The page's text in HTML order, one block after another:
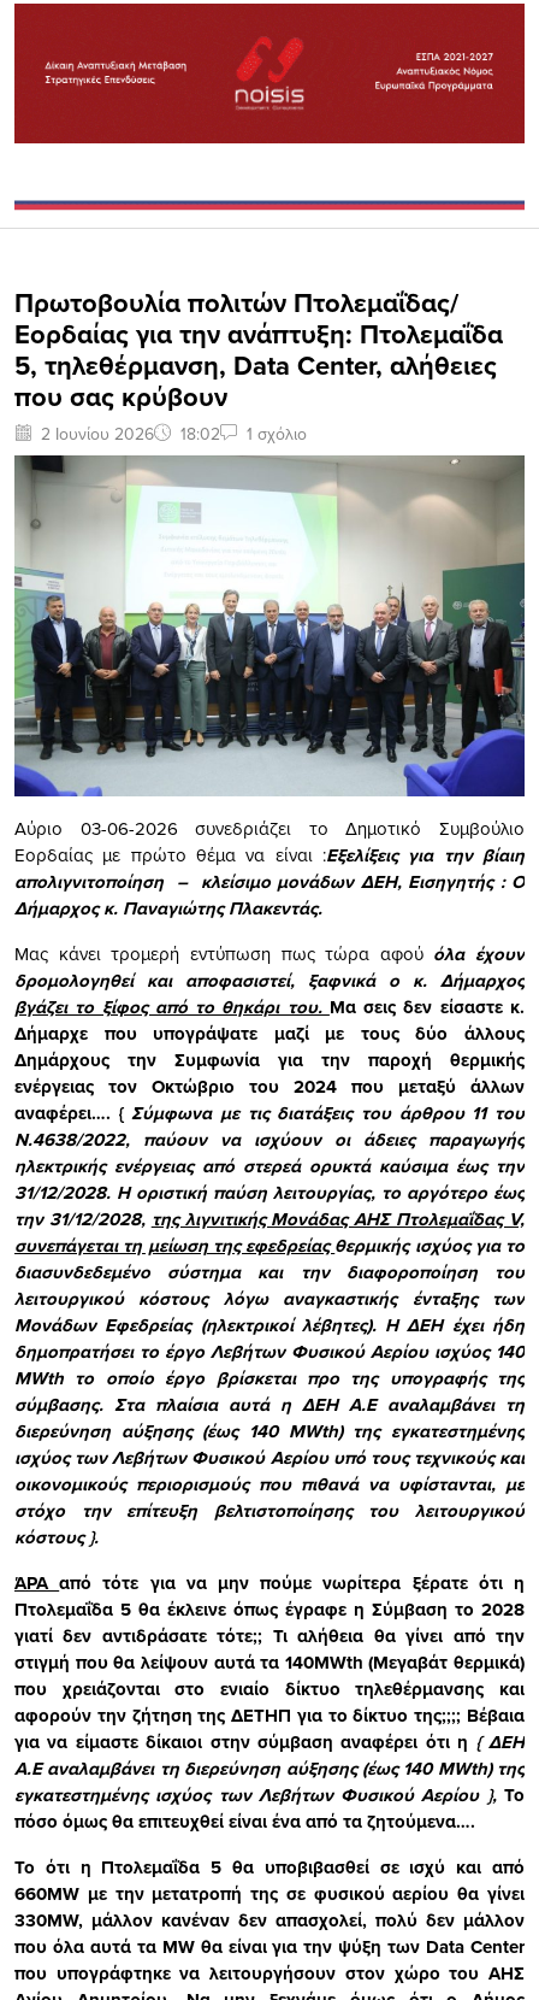
Πρωτοβουλία πολιτών Πτολεμαΐδας/
Εορδαίας για την ανάπτυξη: Πτολεμαΐδα
5, τηλεθέρμανση, Data Center, αλήθειες
που σας κρύβουν
2 Ιουνίου 2026 18:02 1 σχόλιο
Αύριο 03-06-2026 συνεδριάζει το Δημοτικό Συμβούλιο
Εορδαίας με πρώτο θέμα να είναι :Εξελίξεις για την βίαιη
απολιγνιτοποίηση – κλείσιμο μονάδων ΔΕΗ, Εισηγητής : Ο
Δήμαρχος κ. Παναγιώτης Πλακεντάς.
Μας κάνει τρομερή εντύπωση πως τώρα αφού όλα έχουν
δρομολογηθεί και αποφασιστεί, ξαφνικά ο κ. Δήμαρχος
βγάζει το ξίφος από το θηκάρι του. Μα σεις δεν είσαστε κ.
Δήμαρχε που υπογράψατε μαζί με τους δύο άλλους
Δημάρχους την Συμφωνία για την παροχή θερμικής
ενέργειας τον Οκτώβριο του 2024 που μεταξύ άλλων
αναφέρει…. {Σύμφωνα με τις διατάξεις του άρθρου 11 του
Ν.4638/2022, παύουν να ισχύουν οι άδειες παραγωγής
ηλεκτρικής ενέργειας από στερεά ορυκτά καύσιμα έως την
31/12/2028. Η οριστική παύση λειτουργίας, το αργότερο έως
την31/12/2028, της λιγνιτικής Μονάδας ΑΗΣ Πτολεμαΐδας V,
συνεπάγεται τη μείωση της εφεδρείαςθερμικής ισχύος για το
διασυνδεδεμένο σύστημα και την διαφοροποίηση του
λειτουργικού κόστους λόγω αναγκαστικής ένταξης των
Μονάδων Εφεδρείας (ηλεκτρικοί λέβητες). Η ΔΕΗ έχει ήδη
δημοπρατήσει το έργο Λεβήτων Φυσικού Αερίου ισχύος 140
MWth το οποίο έργο βρίσκεται προ της υπογραφής της
σύμβασης. Στα πλαίσια αυτά η ΔΕΗ Α.Ε αναλαμβάνει τη
διερεύνηση αύξησης (έως 140 MWth) της εγκατεστημένης
ισχύος των Λεβήτων Φυσικού Αερίου υπό τους τεχνικούς και
οικονομικούς περιορισμούς που πιθανά να υφίστανται, με
στόχο την επίτευξη βελτιστοποίησης του λειτουργικού
κόστους}.
ΆΡΑαπό τότε για να μην πούμε νωρίτερα ξέρατε ότι η
Πτολεμαΐδα 5 θα έκλεινε όπως έγραφε η Σύμβαση το 2028
γιατί δεν αντιδράσατε τότε;; Τι αλήθεια θα γίνει από την
στιγμή που θα λείψουν αυτά τα 140MWth(Μεγαβάτ θερμικά)
που χρειάζονται στο ενιαίο δίκτυο τηλεθέρμανσης και
αφορούν την ζήτηση της ΔΕΤΗΠ για το δίκτυο της;;;; Βέβαια
για να είμαστε δίκαιοι στην σύμβαση αναφέρει ότι η { ΔΕΗ
Α.Ε αναλαμβάνει τη διερεύνηση αύξησης (έως 140 MWth) της
εγκατεστημένης ισχύος των Λεβήτων Φυσικού Αερίου },Το
πόσο όμως θα επιτευχθεί είναι ένα από τα ζητούμενα….
Το ότι η Πτολεμαΐδα 5 θα υποβιβασθεί σε ισχύ και από
660ΜW με την μετατροπή της σε φυσικού αερίου θα γίνει
330MW, μάλλον κανέναν δεν απασχολεί, πολύ δεν μάλλον
που όλα αυτά τα ΜW θα είναι για την ψύξη των Data Center
που υπογράφτηκε να λειτουργήσουν στον χώρο του ΑΗΣ